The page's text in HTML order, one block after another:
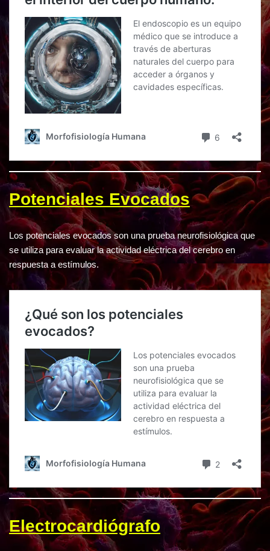
Potenciales Evocados
Los potenciales evocados son una prueba neurofisiológica que
se utiliza para evaluar la actividad eléctrica del cerebro en
respuesta a estímulos.
Electrocardiógrafo